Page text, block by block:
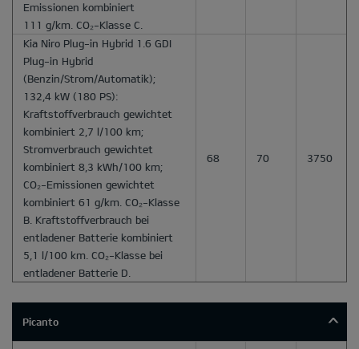
Emissionen kombiniert
111 g/km. CO₂-Klasse C.
Kia Niro Plug-in Hybrid 1.6 GDI
Plug-in Hybrid
(Benzin/Strom/Automatik);
132,4 kW (180 PS):
Kraftstoffverbrauch gewichtet
kombiniert 2,7 l/100 km;
Stromverbrauch gewichtet
kombiniert 8,3 kWh/100 km;
CO₂-Emissionen gewichtet
kombiniert 61 g/km. CO₂-Klasse
B. Kraftstoffverbrauch bei
entladener Batterie kombiniert
5,1 l/100 km. CO₂-Klasse bei
entladener Batterie D.
68 70 3750
Picanto